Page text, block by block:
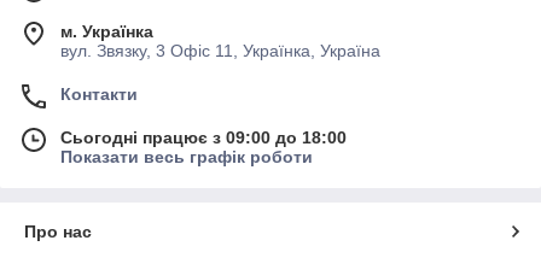
м. Українка
вул. Звязку, 3 Офіс 11, Українка, Україна
Контакти
Сьогодні працює з 09:00 до 18:00
Показати весь графік роботи
Про нас